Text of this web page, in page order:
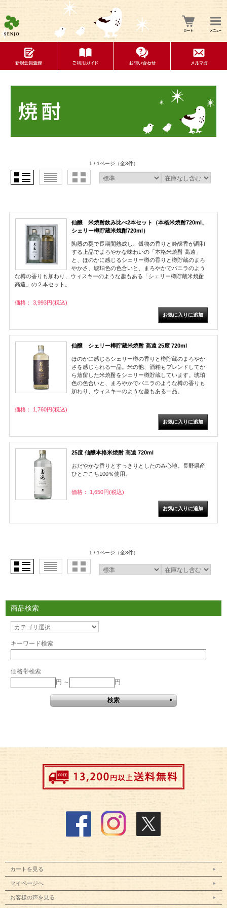
1 / 1ページ （全3件）
仙醸 米焼酎飲み比べ2本セット（本格米焼酎720ml、
シェリー樽貯蔵米焼酎720ml）
陶器の甕で長期間熟成し、穀物の香りと吟醸香が調和
する上品でまろやかな味わいの「本格米焼酎 高遠」
と、ほのかに感じるシェリー樽の香りと樽貯蔵のまろ
やかさ、琥珀色の色合いと、まろやかでバニラのよう
な樽の香りも加わり、ウィスキーのような趣もある「シェリー樽貯蔵米焼酎
高遠」の２本セット。
価格： 3,993円(税込)
仙醸 シェリー樽貯蔵米焼酎 高遠 25度 720ml
ほのかに感じるシェリー樽の香りと樽貯蔵のまろやか
さを感じられる一品。米の他、酒粕もブレンドしてか
ら蒸留した米焼酎をシェリー樽貯蔵しています。琥珀
色の色合いと、まろやかでバニラのような樽の香りも
加わり、ウィスキーのような趣もある一品。
価格： 1,760円(税込)
25度 仙醸本格米焼酎 高遠 720ml
おだやかな香りとすっきりとしたのみ心地。長野県産
ひとごこち100％使用。
価格： 1,650円(税込)
1 / 1ページ （全3件）
商品検索
キーワード検索
価格帯検索
円 ～
円
カートを見る
マイページへ
お客様の声を見る